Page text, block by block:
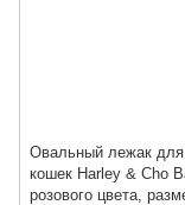
Овальный лежак для
кошек Harley & Cho
розового цвета,